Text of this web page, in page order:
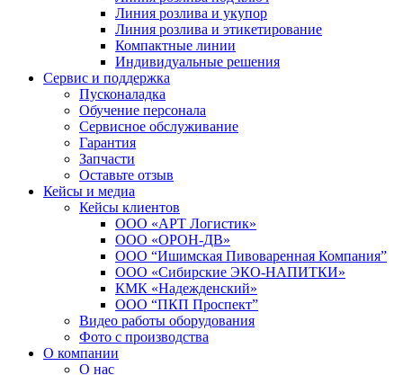
Линия розлива и укупор
Линия розлива и этикетирование
Компактные линии
Индивидуальные решения
Сервис и поддержка
Пусконаладка
Обучение персонала
Сервисное обслуживание
Гарантия
Запчасти
Оставьте отзыв
Кейсы и медиа
Кейсы клиентов
ООО «АРТ Логистик»
ООО «ОРОН-ДВ»
ООО “Ишимская Пивоваренная Компания”
ООО «Сибирские ЭКО-НАПИТКИ»
КМК «Надежденский»
ООО “ПКП Проспект”
Видео работы оборудования
Фото с производства
О компании
О нас